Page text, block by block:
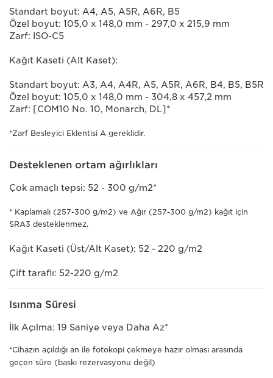
Standart boyut: A4, A5, A5R, A6R, B5
Özel boyut: 105,0 x 148,0 mm - 297,0 x 215,9 mm
Zarf: ISO-C5
Kağıt Kaseti (Alt Kaset):
Standart boyut: A3, A4, A4R, A5, A5R, A6R, B4, B5, B5R
Özel boyut: 105,0 x 148,0 mm - 304,8 x 457,2 mm
Zarf: [COM10 No. 10, Monarch, DL]*
*Zarf Besleyici Eklentisi A gereklidir.
Desteklenen ortam ağırlıkları
Çok amaçlı tepsi: 52 - 300 g/m2*
* Kaplamalı (257-300 g/m2) ve Ağır (257-300 g/m2) kağıt için
SRA3 desteklenmez.
Kağıt Kaseti (Üst/Alt Kaset): 52 - 220 g/m2
Çift taraflı: 52-220 g/m2
Isınma Süresi
İlk Açılma: 19 Saniye veya Daha Az*
*Cihazın açıldığı an ile fotokopi çekmeye hazır olması arasında
geçen süre (baskı rezervasyonu değil)